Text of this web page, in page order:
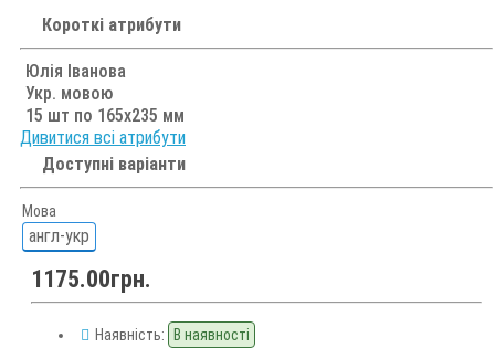
Короткі атрибути
Юлія Іванова
Укр. мовою
15 шт по 165х235 мм
Дивитися всі атрибути
Доступні варіанти
Мова
англ-укр
1175.00грн.
Наявність: В наявності